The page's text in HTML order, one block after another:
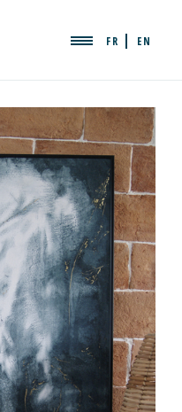
FR EN